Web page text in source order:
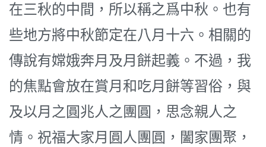
在三秋的中間，所以稱之爲中秋。也有
些地方將中秋節定在八月十六。相關的
傳說有嫦娥奔月及月餅起義。不過，我
的焦點會放在賞月和吃月餅等習俗，與
及以月之圓兆人之團圓，思念親人之
情。祝福大家月圓人團圓，闔家團聚，